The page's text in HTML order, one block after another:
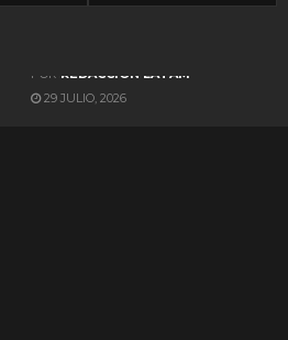
POR REDACCIÓN LATAM
29 JULIO, 2026